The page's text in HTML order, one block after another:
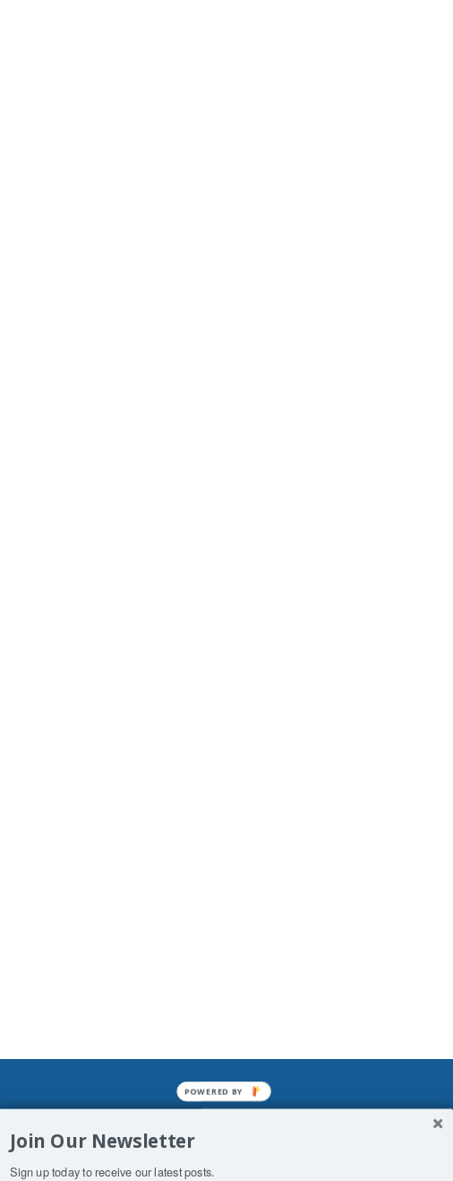
enslavements. It may not be
of Man. His absolute humiliation.
Join Our Newsletter
Sign up today to receive our latest posts.
POWERED BY